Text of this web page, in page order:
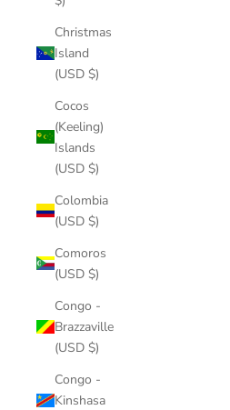
Christmas
Island
(USD $)
Cocos
(Keeling)
Islands
(USD $)
Colombia
(USD $)
Comoros
(USD $)
Congo -
Brazzaville
(USD $)
Congo -
Kinshasa